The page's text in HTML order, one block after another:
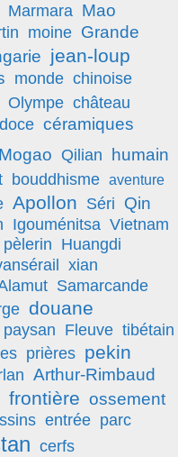
Marmara Mao
moine Grande
jean-loup
monde chinoise
Olympe château
céramiques
Mogao Qilian
humain
bouddhisme aventure
Apollon Séri Qin
Igouménitsa Vietnam
pèlerin Huangdi
xian
Samarcande
douane
paysan Fleuve tibétain
prières pekin
Arthur-Rimbaud
frontière ossement
entrée parc
cerfs